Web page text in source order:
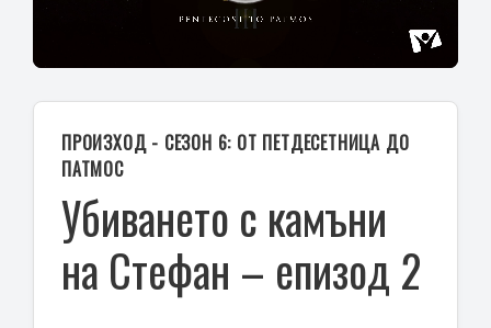
Video
ПРОИЗХОД - СЕЗОН 6: ОТ ПЕТДЕСЕТНИЦА ДО
ПАТМОС
Убиването с камъни
на Стефан – епизод 2